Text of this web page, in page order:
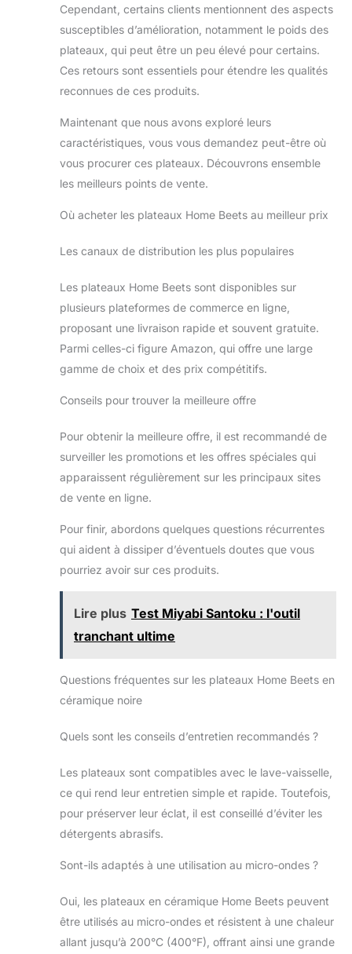
Cependant, certains clients mentionnent des aspects
susceptibles d’amélioration, notamment le poids des
plateaux, qui peut être un peu élevé pour certains.
Ces retours sont essentiels pour étendre les qualités
reconnues de ces produits.
Maintenant que nous avons exploré leurs
caractéristiques, vous vous demandez peut-être où
vous procurer ces plateaux. Découvrons ensemble
les meilleurs points de vente.
Où acheter les plateaux Home Beets au meilleur prix
Les canaux de distribution les plus populaires
Les plateaux Home Beets sont disponibles sur
plusieurs plateformes de commerce en ligne,
proposant une livraison rapide et souvent gratuite.
Parmi celles-ci figure Amazon, qui offre une large
gamme de choix et des prix compétitifs.
Conseils pour trouver la meilleure offre
Pour obtenir la meilleure offre, il est recommandé de
surveiller les promotions et les offres spéciales qui
apparaissent régulièrement sur les principaux sites
de vente en ligne.
Pour finir, abordons quelques questions récurrentes
qui aident à dissiper d’éventuels doutes que vous
pourriez avoir sur ces produits.
Lire plus Test Miyabi Santoku : l'outil
tranchant ultime
Questions fréquentes sur les plateaux Home Beets en
céramique noire
Quels sont les conseils d’entretien recommandés ?
Les plateaux sont compatibles avec le lave-vaisselle,
ce qui rend leur entretien simple et rapide. Toutefois,
pour préserver leur éclat, il est conseillé d’éviter les
détergents abrasifs.
Sont-ils adaptés à une utilisation au micro-ondes ?
Oui, les plateaux en céramique Home Beets peuvent
être utilisés au micro-ondes et résistent à une chaleur
allant jusqu’à 200°C (400°F), offrant ainsi une grande